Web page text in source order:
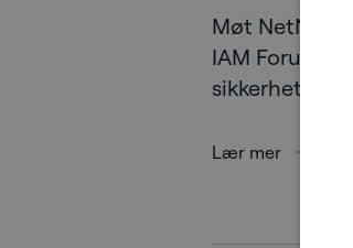
Møt
IAM Forum
Lær mer